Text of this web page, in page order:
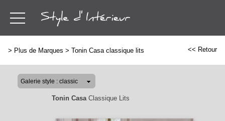
> Plus de Marques > Tonin Casa classique lits << Retour
Tonin CasaClassique Lits